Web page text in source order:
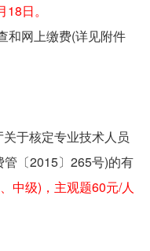
日。
和网上缴费(详见附件
于核定专业技术人员
〔2015〕265号)的有
中级)，主观题60元/人